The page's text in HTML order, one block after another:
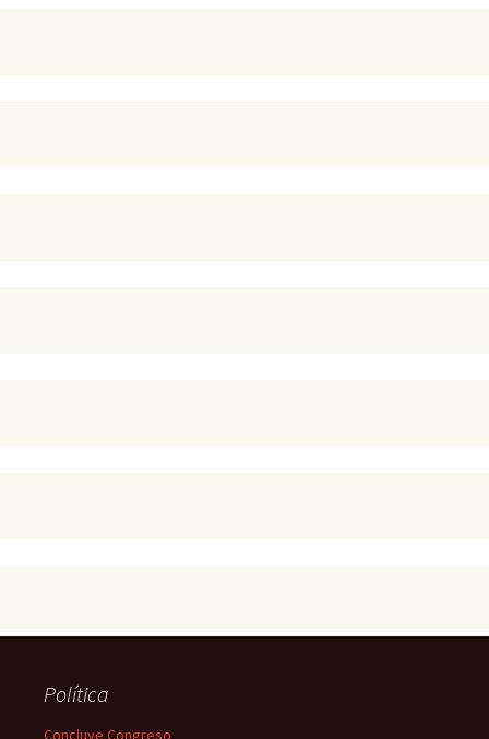
Política
Concluye Congreso